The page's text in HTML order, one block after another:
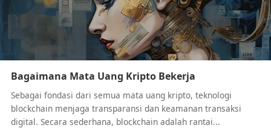
Bagaimana Mata Uang Kripto Bekerja
Sebagai fondasi dari semua mata uang kripto, teknologi
blockchain menjaga transparansi dan keamanan transaksi
digital. Secara sederhana, blockchain adalah rantai...